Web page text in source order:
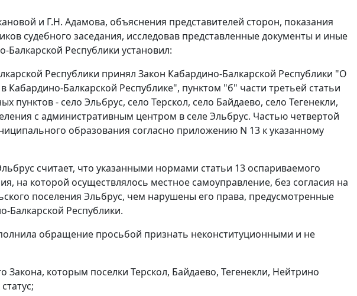
и Г.Н. Адамова, объяснения представителей сторон, показания
судебного заседания, исследовав представленные документы и иные
Республики установил:
Республики принял Закон Кабардино-Балкарской Республики "О
Кабардино-Балкарской Республике", пунктом "б" части третьей статьи
пунктов - село Эльбрус, село Терскол, село Байдаево, село Тегенекли,
с административным центром в селе Эльбрус. Частью четвертой
образования согласно приложению N 13 к указанному
считает, что указанными нормами статьи 13 оспариваемого
на которой осуществлялось местное самоуправление, без согласия на
поселения Эльбрус, чем нарушены его права, предусмотренные
Балкарской Республики.
обращение просьбой признать неконституционными и не
Закона, которым поселки Терскол, Байдаево, Тегенекли, Нейтрино